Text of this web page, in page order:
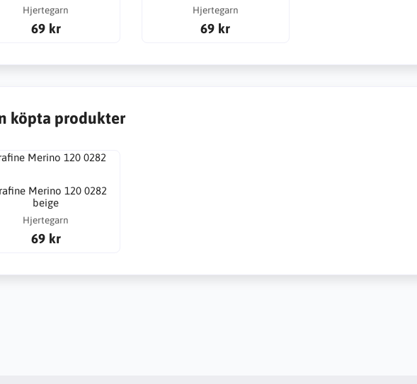
Hjertegarn
69 kr
Hjertegarn
69 kr
köpta produkter
Merino 120 0282
beige
Hjertegarn
69 kr